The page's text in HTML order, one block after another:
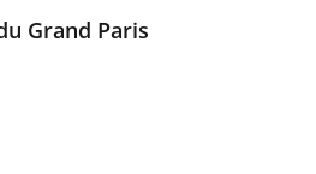
Grand Paris